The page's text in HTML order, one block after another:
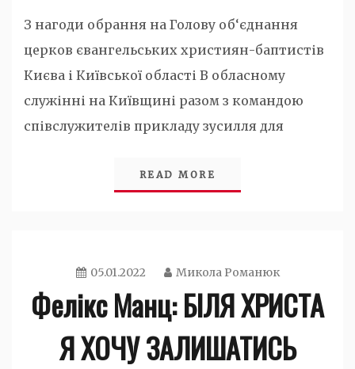
З нагоди обрання на Голову об‘єднання
церков євангельських християн-баптистів
Києва і Київської області В обласному
служінні на Київщині разом з командою
співслужителів прикладу зусилля для
READ MORE
05.01.2022 Микола Романюк
Фелікс Манц: БІЛЯ ХРИСТА
Я ХОЧУ ЗАЛИШАТИСЬ